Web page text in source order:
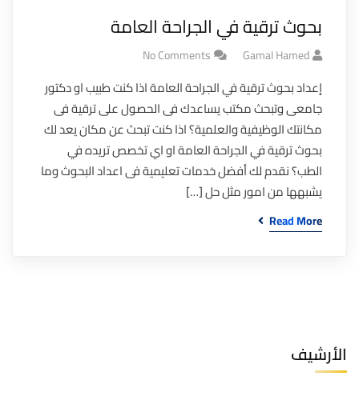
بحوث ترقية في الجراحة العامة
Gamal Hamed
No Comments
إعداد بحوث ترقية في الجراحة العامة اذا كنت طبيب او دكتور
جامعى وتبحث مكتب يساعدك فى الحصول على ترقية فى
مكانتك الوظيفية والعلمية؟ اذا كنت تبحث عن مكان يعد لك
بحوث ترقية في الجراحة العامة او اي تخصص تريده في
الطب؟ نقدم لك أفضل خدمات تعليمية فى اعداد البحوث وما
يشبهها من امور مثل حل […]
Read More
الأرشيف